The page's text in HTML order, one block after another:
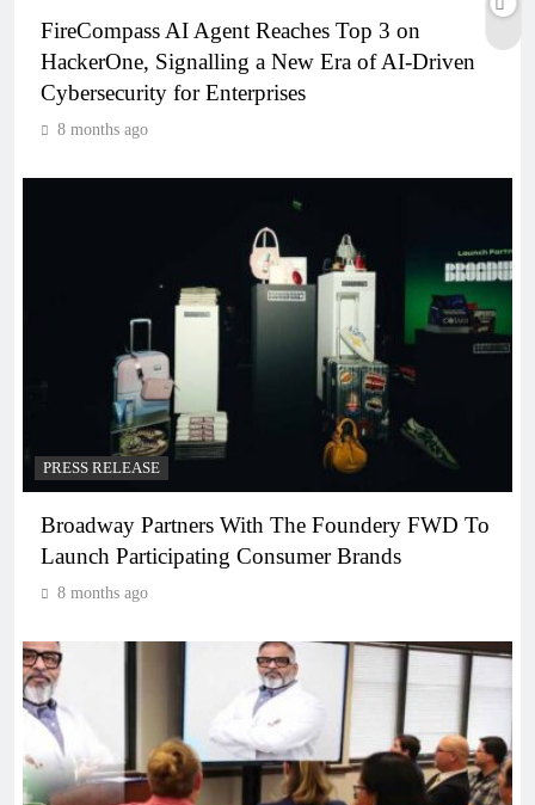
FireCompass AI Agent Reaches Top 3 on
HackerOne, Signalling a New Era of AI-Driven
Cybersecurity for Enterprises
8 months ago
PRESS RELEASE
Broadway Partners With The Foundery FWD To
Launch Participating Consumer Brands
8 months ago